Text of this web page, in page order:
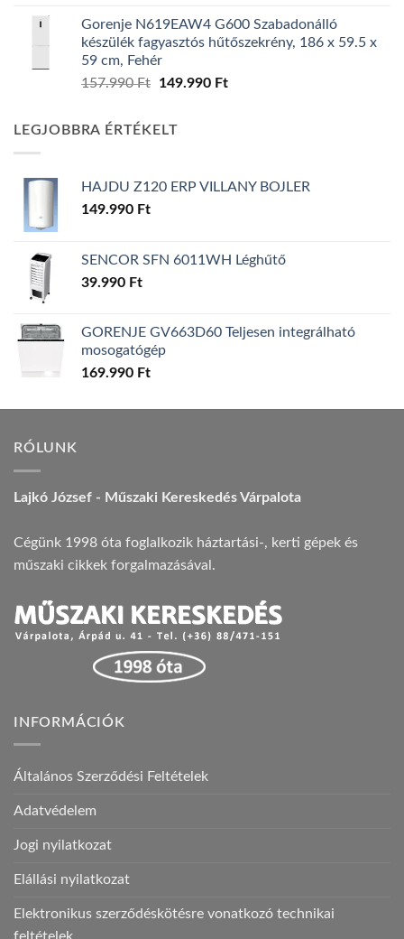
was:
139.990 Ft.
is:
119.990 Ft.
Gorenje N619EAW4 G600 Szabadonálló
készülék fagyasztós hűtőszekrény, 186 x 59.5 x
59 cm, Fehér
157.990Ft
Original
157.990 Ft.
149.990 FtCurrent
LEGJOBBRA ÉRTÉKELT
HAJDU Z120 ERP VILLANY BOJLER
149.990 Ft
SENCOR SFN 6011WH Léghűtő
39.990 Ft
GORENJE GV663D60 Teljesen integrálható
mosogatógép
169.990 Ft
RÓLUNK
Lajkó József - Műszaki Kereskedés Várpalota
Cégünk 1998 óta foglalkozik háztartási-, kerti gépek és
műszaki cikkek forgalmazásával.
INFORMÁCIÓK
Általános Szerződési Feltételek
Adatvédelem
Jogi nyilatkozat
Elállási nyilatkozat
Elektronikus szerződéskötésre vonatkozó technikai